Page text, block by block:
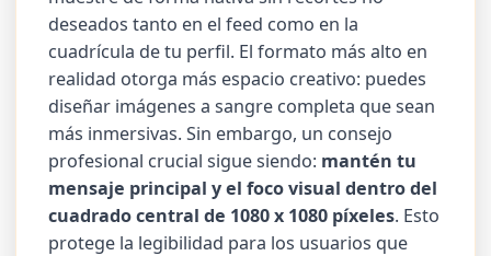
deseados tanto en el feed como en la
cuadrícula de tu perfil. El formato más alto en
realidad otorga más espacio creativo: puedes
diseñar imágenes a sangre completa que sean
más inmersivas. Sin embargo, un consejo
profesional crucial sigue siendo: mantén tu
mensaje principal y el foco visual dentro del
cuadrado central de 1080 x 1080 píxeles. Esto
protege la legibilidad para los usuarios que